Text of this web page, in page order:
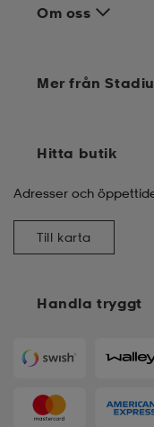
Om oss
Handla tryggt
Mer från
Hitta butik
Adresser och
Till karta